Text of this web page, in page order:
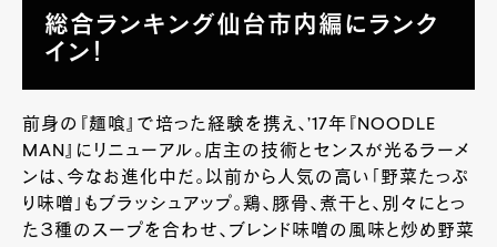
総合ランキング仙台市内編にランク
イン！
前身の『麺喰』で培った経験を携え、’17年『NOODLE
MAN』にリニューアル。店主の技術とセンスが光るラーメ
ンは、今なお進化中だ。以前から人気の高い「野菜たっぷ
り味噌」もブラッシュアップ。鶏、豚骨、煮干と、別々にとっ
た３種のスープを合わせ、ブレンド味噌の風味と炒め野菜